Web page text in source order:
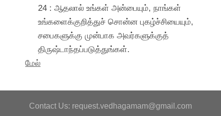
24 : ஆதலால் உங்கள் அன்பையும், நாங்கள்
உங்களைக்குறித்துச் சொன்ன புகழ்ச்சியையும்,
சபைகளுக்கு முன்பாக அவர்களுக்குத்
திருஷ்டாந்தப்படுத்துங்கள்.
மேல்
Contact Us: request.vedhagamam@gmail.com